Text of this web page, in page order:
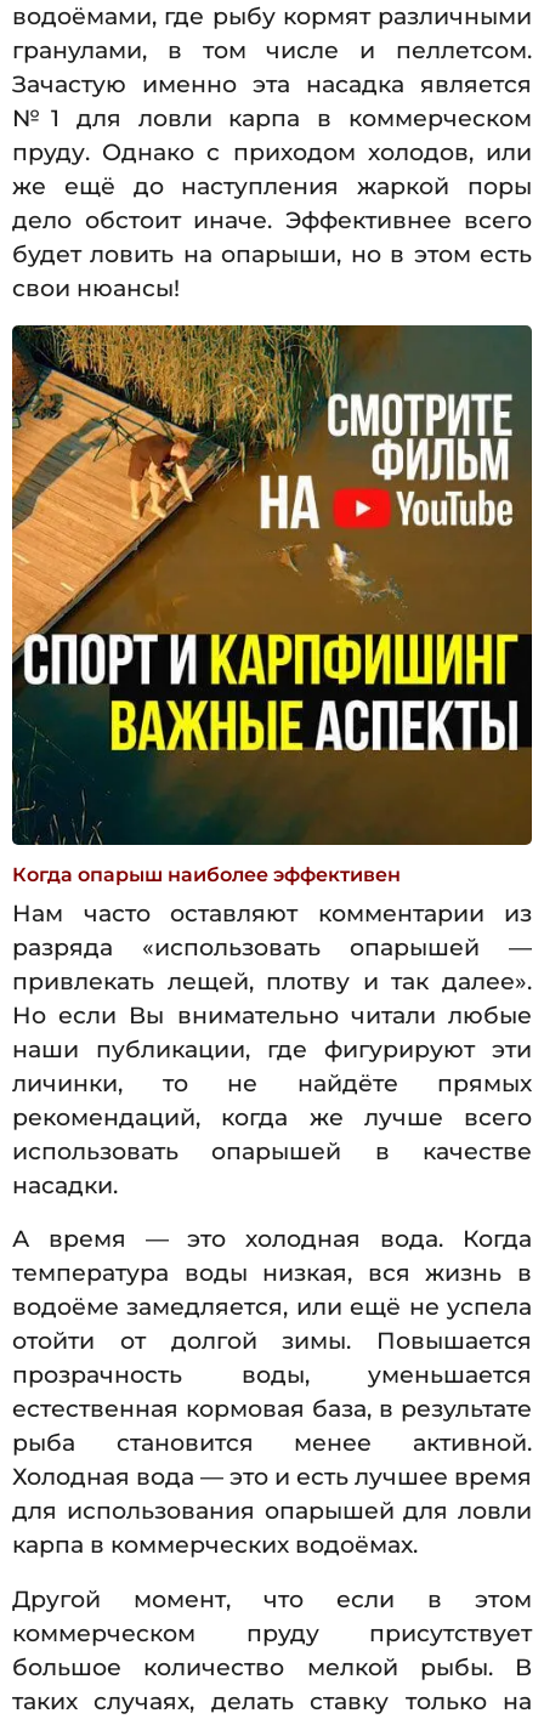
водоёмами, где рыбу кормят различными
гранулами, в том числе и пеллетсом.
Зачастую именно эта насадка является
№1 для ловли карпа в коммерческом
пруду. Однако с приходом холодов, или
же ещё до наступления жаркой поры
дело обстоит иначе. Эффективнее всего
будет ловить на опарыши, но в этом есть
свои нюансы!
Когда опарыш наиболее эффективен
Нам часто оставляют комментарии из
разряда «использовать опарышей —
привлекать лещей, плотву и так далее».
Но если Вы внимательно читали любые
наши публикации, где фигурируют эти
личинки, то не найдёте прямых
рекомендаций, когда же лучше всего
использовать опарышей в качестве
насадки.
А время — это холодная вода. Когда
температура воды низкая, вся жизнь в
водоёме замедляется, или ещё не успела
отойти от долгой зимы. Повышается
прозрачность воды, уменьшается
естественная кормовая база, в результате
рыба становится менее активной.
Холодная вода — это и есть лучшее время
для использования опарышей для ловли
карпа в коммерческих водоёмах.
Другой момент, что если в этом
коммерческом пруду присутствует
большое количество мелкой рыбы. В
таких случаях, делать ставку только на